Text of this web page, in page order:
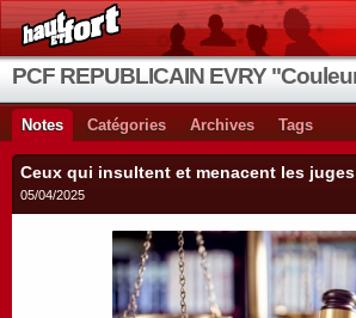
Notes Catégories Archives Tags
Ceux qui insultent et menacent les juges
05/04/2025